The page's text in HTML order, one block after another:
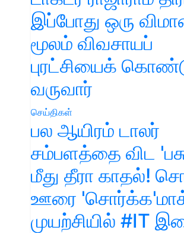
இப்போது ஒரு
மூலம் விவசாயப்
புரட்சியைக்
வருவார்
செய்திகள்
பல ஆயிரம் டாலர்
சம்பளத்தை விட
மீது தீரா காதல்!
ஊரை
முயற்சியில் #IT